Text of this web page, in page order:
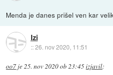
Menda je danes prišel ven kar
Izi
::26. nov 2020, 11:51
oo7 je25. nov 2020 ob 23:45izjavil: